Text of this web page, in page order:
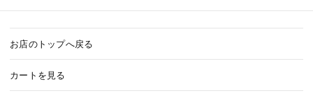
お店のトップへ戻る
カートを見る